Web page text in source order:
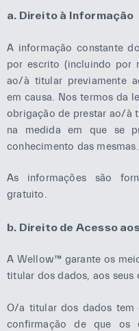
a. Direito à Informação
A informação constante
por escrito (incluindo por
ao/à titular previamente
em causa. Nos termos da
obrigação de prestar ao/à
na medida em que se
conhecimento das mesmas.
As informações são
gratuito.
b. Direito de Acesso
A Wellow™ garante os
titular dos dados, aos seus
O/a titular dos dados
confirmação de que os